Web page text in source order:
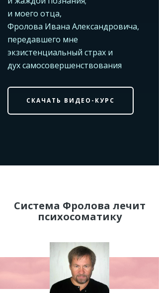
и моего отца,
Фролова Ивана Александровича,
передавшего мне
экзистенциальный страх и
дух самосовершенствования
СКАЧАТЬ ВИДЕО-КУРС
Система Фролова лечит
психосоматику